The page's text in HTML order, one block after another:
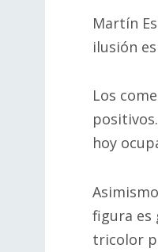
Martín
ilusión
Los
hoy
figura es
tricolor